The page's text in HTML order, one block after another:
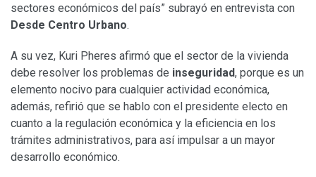
sectores económicos del país” subrayó en entrevista con
Desde Centro Urbano.
A su vez, Kuri Pheres afirmó que el sector de la vivienda
debe resolver los problemas de inseguridad, porque es un
elemento nocivo para cualquier actividad económica,
además, refirió que se hablo con el presidente electo en
cuanto a la regulación económica y la eficiencia en los
trámites administrativos, para así impulsar a un mayor
desarrollo económico.